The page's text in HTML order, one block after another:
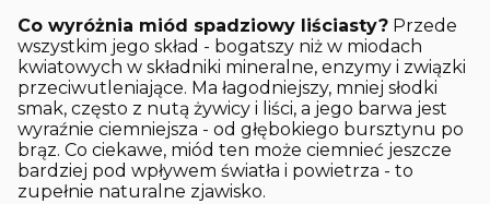
Co wyróżnia miód spadziowy liściasty? Przede
wszystkim jego skład - bogatszy niż w miodach
kwiatowych w składniki mineralne, enzymy i związki
przeciwutleniające. Ma łagodniejszy, mniej słodki
smak, często z nutą żywicy i liści, a jego barwa jest
wyraźnie ciemniejsza - od głębokiego bursztynu po
brąz. Co ciekawe, miód ten może ciemnieć jeszcze
bardziej pod wpływem światła i powietrza - to
zupełnie naturalne zjawisko.